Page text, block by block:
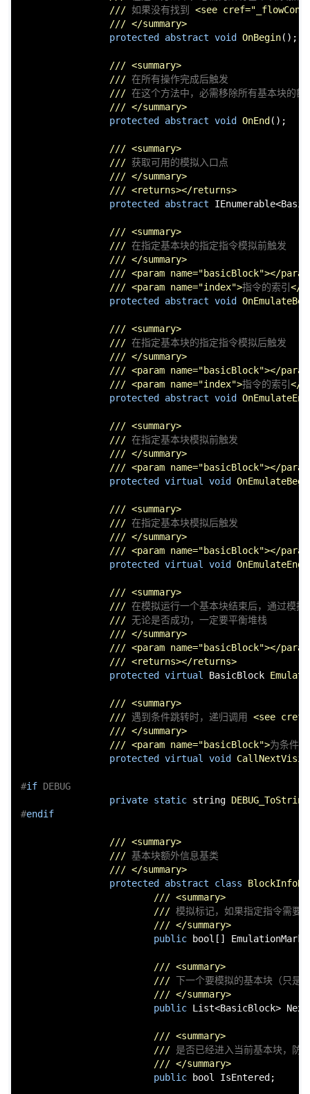
/// 如果没有找到 <see
/// </summary>
protected
abstract void OnBegin() ;
/// <summary>
/// 在所有操作完成后触发
/// 在这个方法中，必需移除所有基本块的额
/// </summary>
protected
abstract void OnEnd () ;
/// <summary>
/// 获取可用的模拟入口点
/// </summary>
/// <returns></returns>
protected
abstract
/// <summary>
/// 在指定基本块的指定指令模拟前触发
/// </summary>
/// <param name="basicBlock"></
/// <param name="index">指令的索引 </
protected
abstract void
/// <summary>
/// 在指定基本块的指定指令模拟后触发
/// </summary>
/// <param name="basicBlock"></
/// <param name="index">指令的索引 </
protected
abstract void OnEmulateEnd
/// <summary>
/// 在指定基本块模拟前触发
/// </summary>
/// <param name="basicBlock"></
protected
virtual void
/// <summary>
/// 在指定基本块模拟后触发
/// </summary>
/// <param name="basicBlock"></
protected
virtual void OnEmulateEnd
/// <summary>
/// 在模拟运行一个基本块结束后，通过模
/// 无论是否成功，一定要平衡堆栈
/// </summary>
/// <param name="basicBlock"></
/// <returns></returns>
protected
virtual BasicBlock
/// <summary>
/// 遇到条件跳转时，递归调用 <see
/// </summary>
/// <param name="basicBlock">为条件
protected
virtual void
#if DEBUG
private static string DEBUG_ToString
#endif
/// <summary>
/// 基本块额外信息基类
/// </summary>
protected
abstract class
/// <summary>
/// 模拟标记，如果指定指令需要
/// </summary>
public
bool []
/// <summary>
/// 下一个要模拟的基本块（只是
/// </summary>
public List<BasicBlock>
/// <summary>
/// 是否已经进入当前基本块，防
/// </summary>
public
bool IsEntered;